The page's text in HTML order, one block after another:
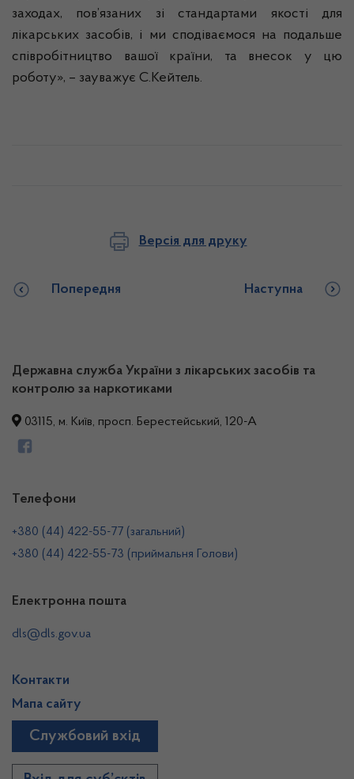
заходах, пов’язаних зі стандартами якості для
лікарських засобів, і ми сподіваємося на подальше
співробітництво вашої країни, та внесок у цю
роботу», – зауважує С.Кейтель.
Версія для друку
Попередня Наступна
Державна служба України з лікарських засобів та
контролю за наркотиками
03115, м. Київ, просп. Берестейський, 120-А
Телефони
+380 (44) 422-55-77 (загальний)
+380 (44) 422-55-73 (приймальня Голови)
Електронна пошта
dls@dls.gov.ua
Контакти
Мапа сайту
Службовий вхід